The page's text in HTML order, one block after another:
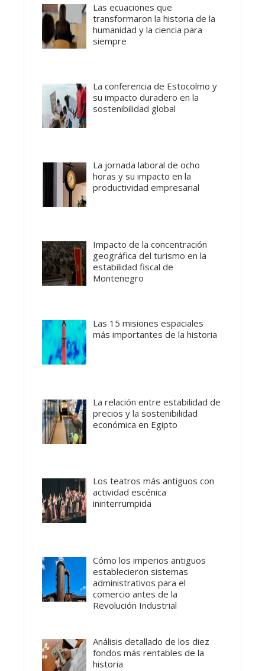
Las ecuaciones que
transformaron la historia de la
humanidad y la ciencia para
siempre
La conferencia de Estocolmo y
su impacto duradero en la
sostenibilidad global
La jornada laboral de ocho
horas y su impacto en la
productividad empresarial
Impacto de la concentración
geográfica del turismo en la
estabilidad fiscal de
Montenegro
Las 15 misiones espaciales
más importantes de la historia
La relación entre estabilidad de
precios y la sostenibilidad
económica en Egipto
Los teatros más antiguos con
actividad escénica
ininterrumpida
Cómo los imperios antiguos
establecieron sistemas
administrativos para el
comercio antes de la
Revolución Industrial
Análisis detallado de los diez
fondos más rentables de la
historia